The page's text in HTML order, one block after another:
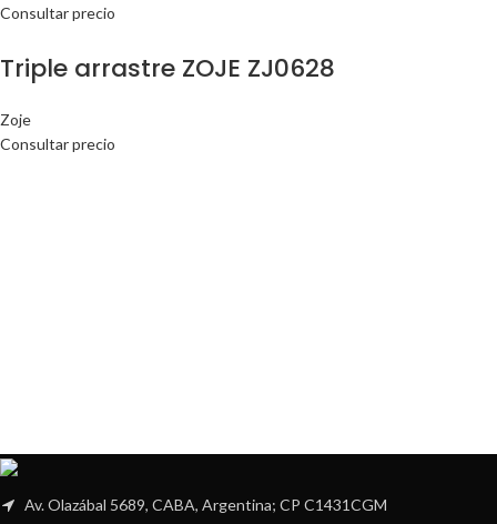
Consultar precio
Triple arrastre ZOJE ZJ0628
Zoje
Consultar precio
Av. Olazábal 5689, CABA, Argentina; CP C1431CGM